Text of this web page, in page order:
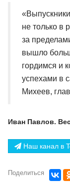
не только в
за
вышло
гордимся и
успехами в
Михеев,
Иван Павлов.
Наш канал в
Поделиться